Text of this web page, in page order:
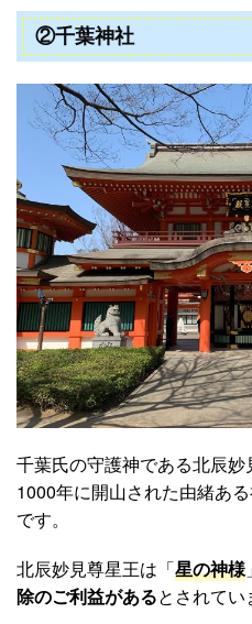
②千葉神社
千葉氏の守護神である北辰
1000年に開山された由緒あ
です。
北辰妙見尊星王は「星の神様
除のご利益があるとされてい